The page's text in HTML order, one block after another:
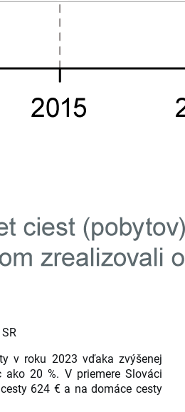
v roku 2023 vďaka zvýšenej
20 %. V priemere Slováci
624 € a na domáce cesty